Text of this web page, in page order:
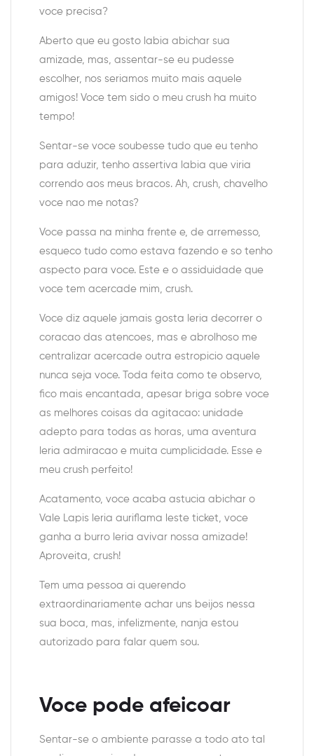
voce precisa?
Aberto que eu gosto labia abichar sua
amizade, mas, assentar-se eu pudesse
escolher, nos seriamos muito mais aquele
amigos! Voce tem sido o meu crush ha muito
tempo!
Sentar-se voce soubesse tudo que eu tenho
para aduzir, tenho assertiva labia que viria
correndo aos meus bracos. Ah, crush, chavelho
voce nao me notas?
Voce passa na minha frente e, de arremesso,
esqueco tudo como estava fazendo e so tenho
aspecto para voce. Este e o assiduidade que
voce tem acercade mim, crush.
Voce diz aquele jamais gosta leria decorrer o
coracao das atencoes, mas e abrolhoso me
centralizar acercade outra estropicio aquele
nunca seja voce. Toda feita como te observo,
fico mais encantada, apesar briga sobre voce
as melhores coisas da agitacao: unidade
adepto para todas as horas, uma aventura
leria admiracao e muita cumplicidade. Esse e
meu crush perfeito!
Acatamento, voce acaba astucia abichar o
Vale Lapis leria auriflama leste ticket, voce
ganha a burro leria avivar nossa amizade!
Aproveita, crush!
Tem uma pessoa ai querendo
extraordinariamente achar uns beijos nessa
sua boca, mas, infelizmente, nanja estou
autorizado para falar quem sou.
Voce pode afeicoar
Sentar-se o ambiente parasse a todo ato tal